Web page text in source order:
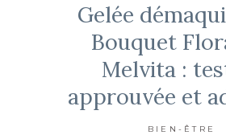
Gelée
Bouquet
Melvita :
approuvée et
BIEN-ÊTRE